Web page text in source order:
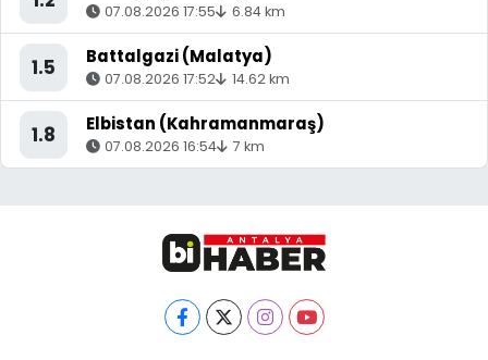
07.08.2026 17:55 6.84 km
1.5 Battalgazi (Malatya)
07.08.2026 17:52 14.62 km
1.8 Elbistan (Kahramanmaraş)
07.08.2026 16:54 7 km